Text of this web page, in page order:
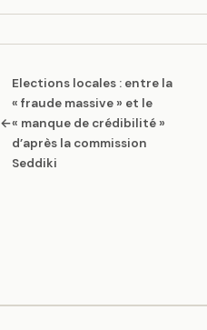
←
Elections locales : entre la
« fraude massive » et le
« manque de crédibilité »
d’après la commission
Seddiki